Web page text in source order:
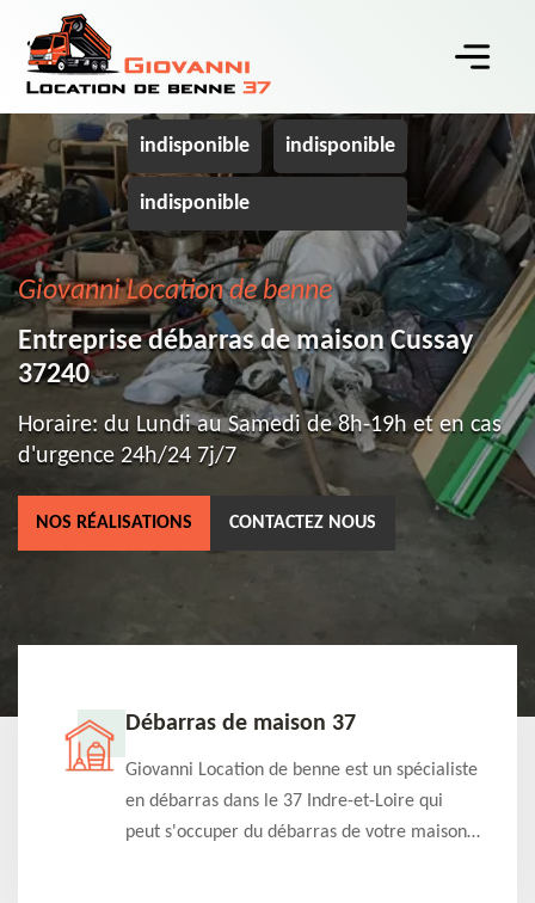
indisponible indisponible
indisponible
Giovanni Location de benne
Entreprise débarras de maison Cussay
37240
Horaire: du Lundi au Samedi de 8h-19h et en cas
d'urgence 24h/24 7j/7
NOS RÉALISATIONS CONTACTEZ NOUS
Débarras de maison 37
Giovanni Location de benne est un spécialiste
en débarras dans le 37 Indre-et-Loire qui
peut s'occuper du débarras de votre maison